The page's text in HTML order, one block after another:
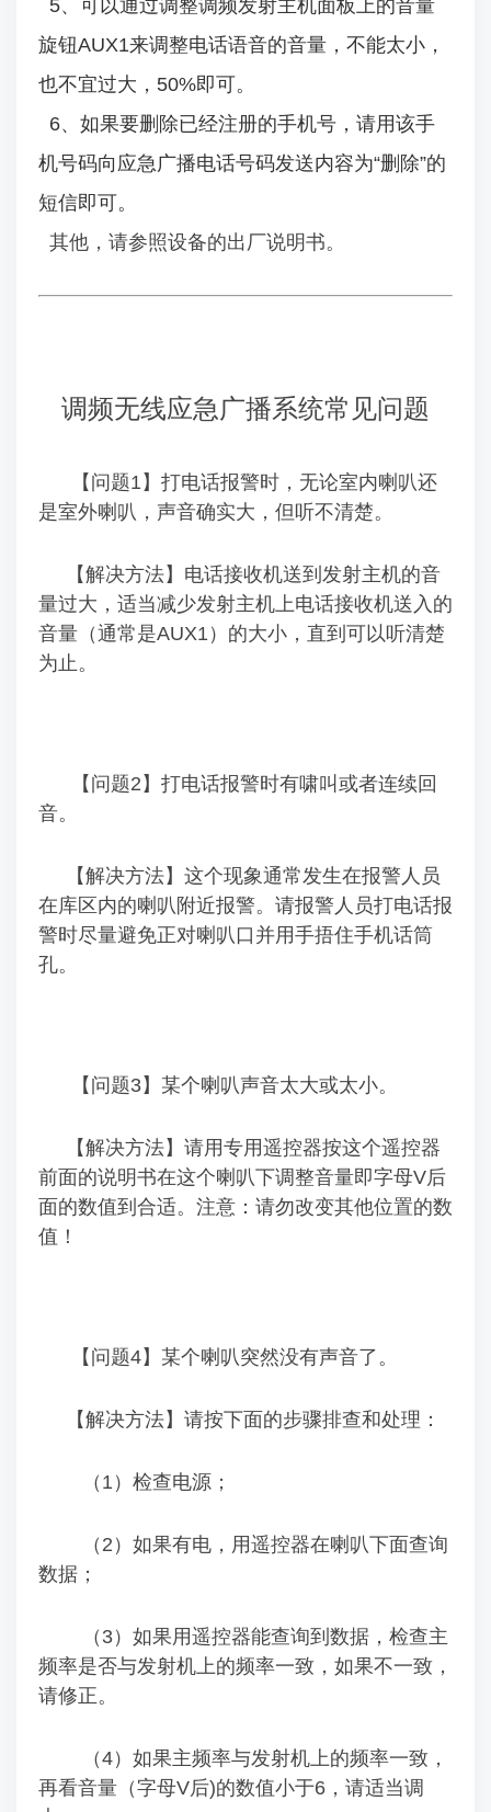
5、可以通过调整调频发射主机面板上的音量
旋钮AUX1来调整电话语音的音量，不能太小，
也不宜过大，50%即可。
6、如果要删除已经注册的手机号，请用该手
机号码向应急广播电话号码发送内容为“删除”的
短信即可。
其他，请参照设备的出厂说明书。
调频无线应急广播系统常见问题
【问题1】打电话报警时，无论室内喇叭还
是室外喇叭，声音确实大，但听不清楚。
【解决方法】电话接收机送到发射主机的音
量过大，适当减少发射主机上电话接收机送入的
音量 （通常是AUX1）的大小，直到可以听清楚
为止。
【问题2】打电话报警时有啸叫或者连续回
音。
【解决方法】这个现象通常发生在报警人员
在库区内的喇叭附近报警。请报警人员打电话报
警时尽量避免正对喇叭口并用手捂住手机话筒
孔。
【问题3】某个喇叭声音太大或太小。
【解决方法】请用专用遥控器按这个遥控器
前面的说明书在这个喇叭下调整音量即字母V后
面的数值到合适。注意：请勿改变其他位置的数
值！
【问题4】某个喇叭突然没有声音了。
【解决方法】请按下面的步骤排查和处理：
（1）检查电源；
（2）如果有电，用遥控器在喇叭下面查询
数据；
（3）如果用遥控器能查询到数据，检查主
频率是否与发射机上的频率一致，如果不一致，
请修正。
（4）如果主频率与发射机上的频率一致，
再看音量（字母V后)的数值小于6，请适当调